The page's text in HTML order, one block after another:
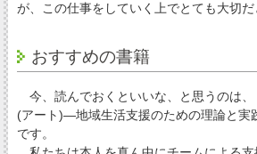
が、この仕事をしていく上でとても大切だ
おすすめの書籍
今、読んでおくといいな、と思うのは
(アート)―地域生活支援のための理論と実
です。